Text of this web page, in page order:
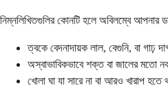
নিম্নলিখিতগুলির কোনটি হলে অবিলম্বে আপনার
ত্বকে বেদনাদায়ক লাল, বেগুনি, বা গাঢ়
অস্বাভাবিকভাবে শক্ত বা জালের মতো
খোলা ঘা যা সারে না বা আরও খারাপ হতে